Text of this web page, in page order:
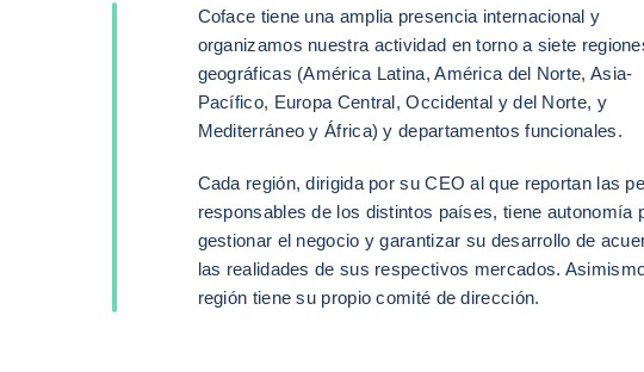
Coface tiene una amplia presencia internacional y
organizamos nuestra actividad en torno a siete
geográficas (América Latina, América del Norte, Asia-
Pacífico, Europa Central, Occidental y del Norte, y
Mediterráneo y África) y departamentos funcionales.
Cada región, dirigida por su CEO al que reportan las
responsables de los distintos países, tiene autonomía
gestionar el negocio y garantizar su desarrollo de
las realidades de sus respectivos mercados.
región tiene su propio comité de dirección.